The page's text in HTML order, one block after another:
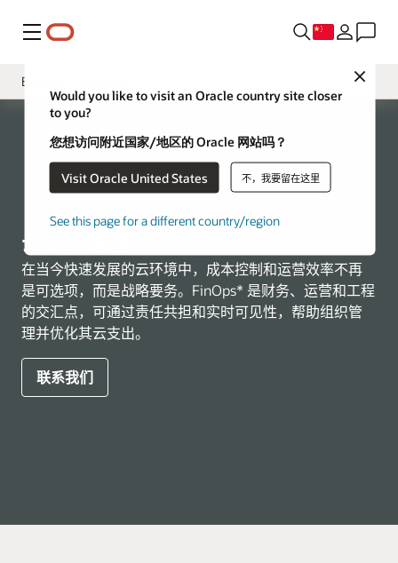
菜单
Close
Would you like to visit an Oracle country site closer
to you?
您想访问附近国家/地区的 Oracle 网站吗？
Visit Oracle United States 不，我要留在这里
See this page for a different country/region
Business Challenges
VSAM 计划
云财务管理
在当今快速发展的云环境中，成本控制和运营效率不再
是可选项，而是战略要务。FinOps* 是财务、运营和工程
的交汇点，可通过责任共担和实时可见性，帮助组织管
理并优化其云支出。
联系我们